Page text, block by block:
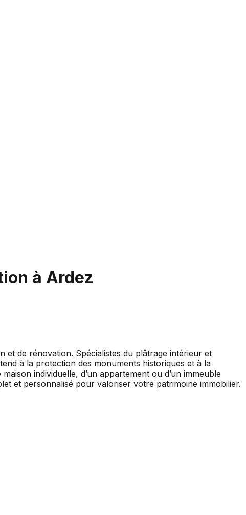
à Ardez
de rénovation. Spécialistes du plâtrage intérieur et
à la protection des monuments historiques et à la
individuelle, d’un appartement ou d’un immeuble
et personnalisé pour valoriser votre patrimoine immobilier.